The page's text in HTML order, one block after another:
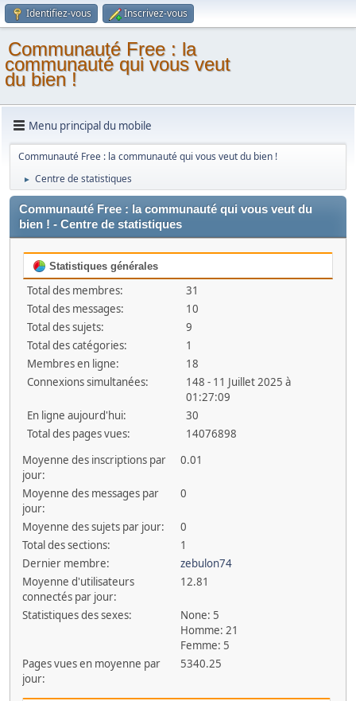
Identifiez-vous Inscrivez-vous
Communauté Free : la
communauté qui vous veut
du bien !
Menu principal du mobile
Communauté Free : la communauté qui vous veut du bien !
► Centre de statistiques
Communauté Free : la communauté qui vous veut du
bien ! - Centre de statistiques
Statistiques générales
Total des membres:
31
Total des messages:
10
Total des sujets:
9
Total des catégories:
1
Membres en ligne:
18
Connexions simultanées:
148 - 11 Juillet 2025 à
01:27:09
En ligne aujourd'hui:
30
Total des pages vues:
14076898
Moyenne des inscriptions par
jour:
0.01
Moyenne des messages par
jour:
0
Moyenne des sujets par jour:
0
Total des sections:
1
Dernier membre:
zebulon74
Moyenne d'utilisateurs
connectés par jour:
12.81
Statistiques des sexes:
None: 5
Homme: 21
Femme: 5
Pages vues en moyenne par
jour:
5340.25